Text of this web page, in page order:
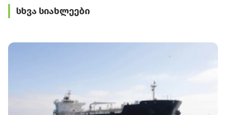
წარადგინა
თავდაცვაზე
სხვა სიახლეები